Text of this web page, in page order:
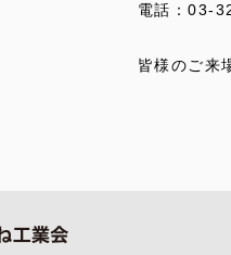
電話：03-
皆様のご来